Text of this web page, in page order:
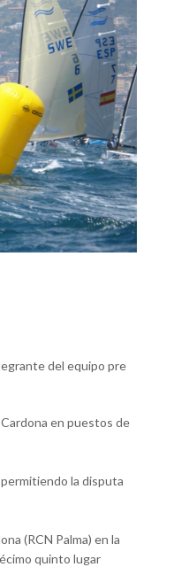
del equipo pre
en puestos de
la disputa
(RCN Palma) en la
quinto lugar